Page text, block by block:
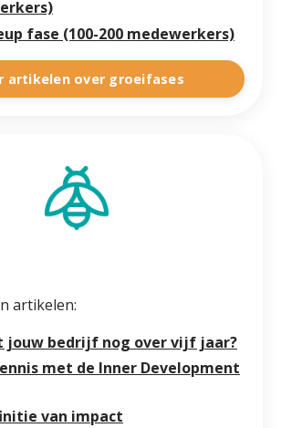
fase (100-200 medewerkers)
artikelen over groeifases
artikelen:
jouw bedrijf nog over vijf jaar?
met de Inner Development
van impact